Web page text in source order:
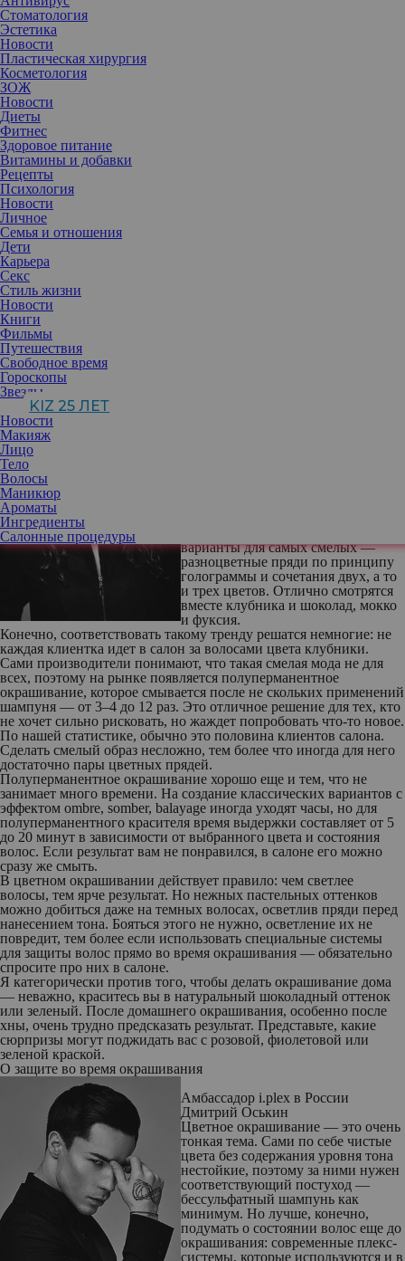
Стоматология
Эстетика
Новости
Пластическая хирургия
Косметология
ЗОЖ
Новости
Диеты
Фитнес
Здоровое питание
Витамины и добавки
Рецепты
Психология
Новости
Личное
Семья и отношения
Дети
Карьера
Секс
Стиль жизни
Новости
Книги
Фильмы
Путешествия
Свободное время
Гороскопы
Звезды
KIZ 25 ЛЕТ
Новости
Макияж
Лицо
Тело
Волосы
Маникюр
Ароматы
Ингредиенты
Салонные процедуры
О цветномокрашивании
варианты для самых смелых —
разноцветные пряди по принципу
голограммы и сочетания двух, а то
и трех цветов. Отлично смотрятся
вместе клубника и шоколад, мокко
и фуксия.
Конечно, соответствовать такому тренду решатся немногие: не
каждая клиентка идет в салон за волосами цвета клубники.
Сами производители понимают, что такая смелая мода не для
всех, поэтому на рынке появляется полуперманентное
окрашивание, которое смывается после не скольких применений
шампуня — от 3–4 до 12 раз. Это отличное решение для тех, кто
не хочет сильно рисковать, но жаждет попробовать что-то новое.
По нашей статистике, обычно это половина клиентов салона.
Сделать смелый образ несложно, тем более что иногда для него
достаточно пары цветных прядей.
Полуперманентное окрашивание хорошо еще и тем, что не
занимает много времени. На создание классических вариантов с
эффектом ombre, somber, balayage иногда уходят часы, но для
полуперманентного красителя время выдержки составляет от 5
до 20 минут в зависимости от выбранного цвета и состояния
волос. Если результат вам не понравился, в салоне его можно
сразу же смыть.
В цветном окрашивании действует правило: чем светлее
волосы, тем ярче результат. Но нежных пастельных оттенков
можно добиться даже на темных волосах, осветлив пряди перед
нанесением тона. Бояться этого не нужно, осветление их не
повредит, тем более если использовать специальные системы
для защиты волос прямо во время окрашивания — обязательно
спросите про них в салоне.
Я категорически против того, чтобы делать окрашивание дома
— неважно, краситесь вы в натуральный шоколадный оттенок
или зеленый. После домашнего окрашивания, особенно после
хны, очень трудно предсказать результат. Представьте, какие
сюрпризы могут поджидать вас с розовой, фиолетовой или
зеленой краской.
О защите во время окрашивания
Амбассадор i.plex в России
Дмитрий Оськин
Цветное окрашивание — это очень
тонкая тема. Сами по себе чистые
цвета без содержания уровня тона
нестойкие, поэтому за ними нужен
соответствующий постуход —
бессульфатный шампунь как
минимум. Но лучше, конечно,
подумать о состоянии волос еще до
окрашивания: современные плекс-
системы, которые используются и в